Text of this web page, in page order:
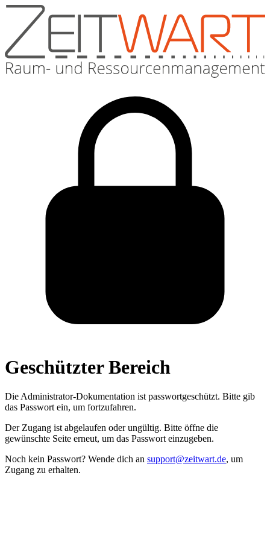
Geschützter Bereich
Die Administrator­-Dokumentation ist passwort­geschützt. Bitte gib
das Passwort ein, um fortzufahren.
Der Zugang ist abgelaufen oder ungültig. Bitte öffne die
gewünschte Seite erneut, um das Passwort einzugeben.
Noch kein Passwort? Wende dich an support@zeitwart.de, um
Zugang zu erhalten.